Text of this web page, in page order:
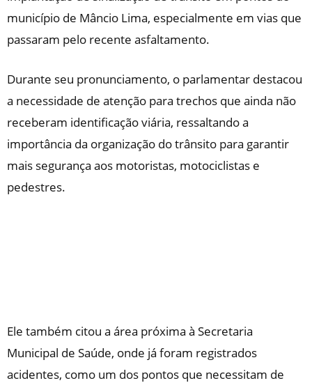
município de Mâncio Lima, especialmente em vias que
passaram pelo recente asfaltamento.
Durante seu pronunciamento, o parlamentar destacou
a necessidade de atenção para trechos que ainda não
receberam identificação viária, ressaltando a
importância da organização do trânsito para garantir
mais segurança aos motoristas, motociclistas e
pedestres.
Ele também citou a área próxima à Secretaria
Municipal de Saúde, onde já foram registrados
acidentes, como um dos pontos que necessitam de